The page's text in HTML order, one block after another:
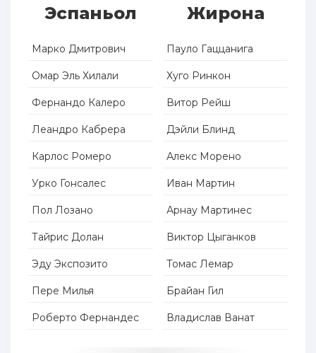
Эспаньол
Марко Дмитрович
Омар Эль Хилали
Фернандо Калеро
Леандро Кабрера
Карлос Ромеро
Урко Гонсалес
Пол Лозано
Тайрис Долан
Эду Экспозито
Пере Милья
Роберто Фернандес
Жирона
Пауло Гаццанига
Хуго Ринкон
Витор Рейш
Дэйли Блинд
Алекс Морено
Иван Мартин
Арнау Мартинес
Виктор Цыганков
Томас Лемар
Брайан Гил
Владислав Ванат